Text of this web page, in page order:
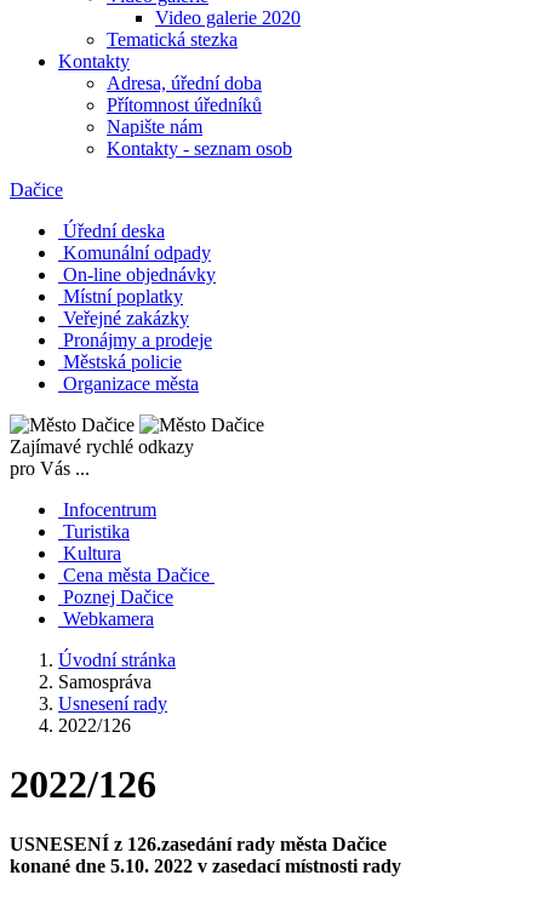
Video galerie 2020
Tematická stezka
Kontakty
Adresa, úřední doba
Přítomnost úředníků
Napište nám
Kontakty - seznam osob
Dačice
Úřední deska
Komunální odpady
On-line objednávky
Místní poplatky
Veřejné zakázky
Pronájmy a prodeje
Městská policie
Organizace města
Zajímavé rychlé odkazy
pro Vás ...
Infocentrum
Turistika
Kultura
Cena města Dačice
Poznej Dačice
Webkamera
Úvodní stránka
Samospráva
Usnesení rady
2022/126
2022/126
USNESENÍ z 126.zasedání rady města Dačice
konané dne 5.10. 2022 v zasedací místnosti rady